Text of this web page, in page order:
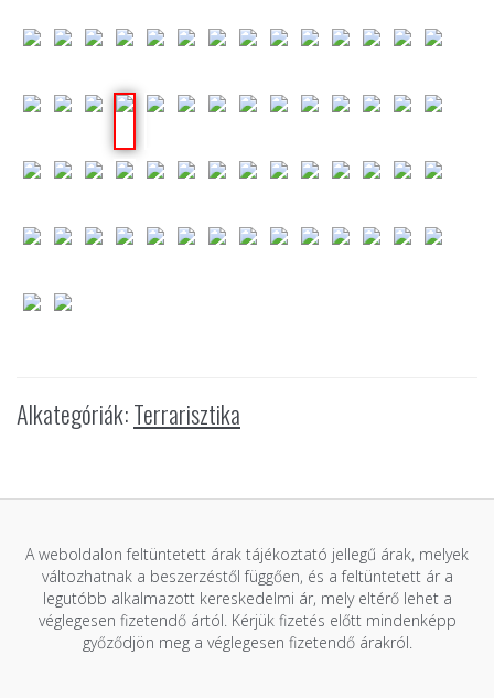
Alkategóriák:Terrarisztika
A weboldalon feltüntetett árak tájékoztató jellegű árak, melyek
változhatnak a beszerzéstől függően, és a feltüntetett ár a
legutóbb alkalmazott kereskedelmi ár, mely eltérő lehet a
véglegesen fizetendő ártól. Kérjük fizetés előtt mindenképp
győződjön meg a véglegesen fizetendő árakról.